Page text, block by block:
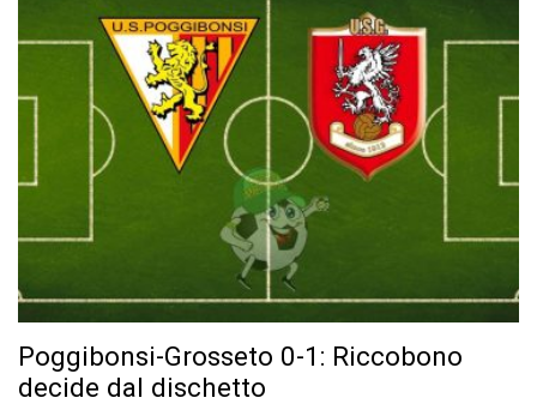
Poggibonsi-Grosseto 0-1: Riccobono
decide dal dischetto